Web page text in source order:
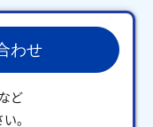
わせ
ど
。